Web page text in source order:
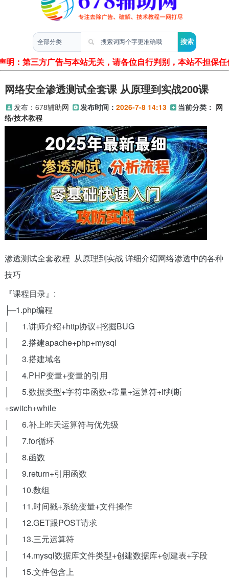
：第三方广告与本站无关，请各位自行判别，本站不担保任
网络安全渗透测试全套课 从原理到实战200课
发布： 678辅助网 发布时间： 2026-7-8 14:13 当前分类： 网
络/技术教程
渗透测试全套教程 从原理到实战 详细介绍网络渗透中的各种
技巧
『课程目录』:
├─1.php编程
│ 1.讲师介绍+http协议+挖掘BUG
│ 2.搭建apache+php+mysql
│ 3.搭建域名
│ 4.PHP变量+变量的引用
│ 5.数据类型+字符串函数+常量+运算符+if判断
+switch+while
│ 6.补上昨天运算符与优先级
│ 7.for循环
│ 8.函数
│ 9.return+引用函数
│ 10.数组
│ 11.时间戳+系统变量+文件操作
│ 12.GET跟POST请求
│ 13.三元运算符
│ 14.mysql数据库文件类型+创建数据库+创建表+字段
│ 15.文件包含上